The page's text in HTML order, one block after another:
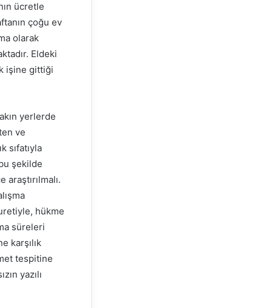
ücretle
çoğu ev
olarak
Eldeki
işine gittiği
yerlerde
ve
sıfatıyla
şekilde
hükme
süreleri
karşılık
tespitine
yazılı